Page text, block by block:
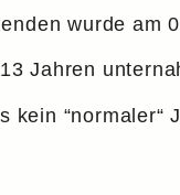
wurde am
Jahren
kein “normaler“